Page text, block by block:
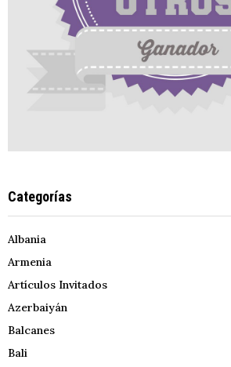
Categorías
Albania
Armenia
Artículos Invitados
Azerbaiyán
Balcanes
Bali